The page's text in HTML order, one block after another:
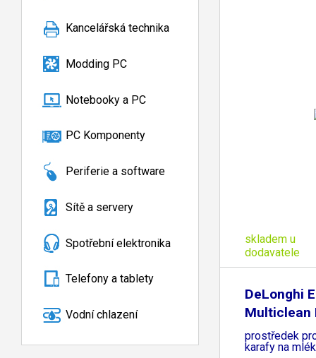
Kancelářská technika
Modding PC
Notebooky a PC
PC Komponenty
Periferie a software
Sítě a servery
Spotřební elektronika
Telefony a tablety
Vodní chlazení
skladem u
dodavatele
DeLonghi
Multiclean
čisticí
prostředek
karafy na